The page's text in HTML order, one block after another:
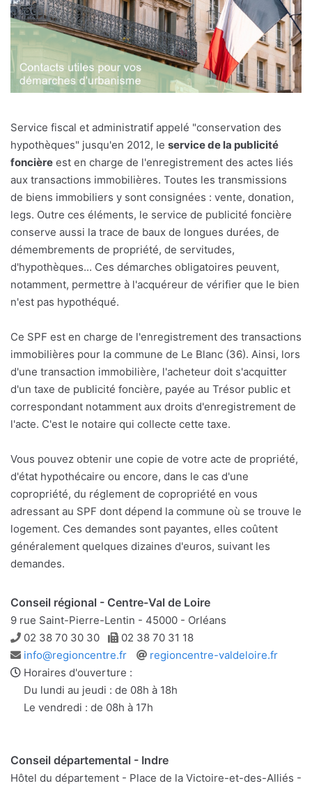
Service fiscal et administratif appelé "conservation des
hypothèques" jusqu'en 2012, le service de la publicité
foncière est en charge de l'enregistrement des actes liés
aux transactions immobilières. Toutes les transmissions
de biens immobiliers y sont consignées : vente, donation,
legs. Outre ces éléments, le service de publicité foncière
conserve aussi la trace de baux de longues durées, de
démembrements de propriété, de servitudes,
d'hypothèques... Ces démarches obligatoires peuvent,
notamment, permettre à l'acquéreur de vérifier que le bien
n'est pas hypothéqué.
Ce SPF est en charge de l'enregistrement des transactions
immobilières pour la commune de Le Blanc (36). Ainsi, lors
d'une transaction immobilière, l'acheteur doit s'acquitter
d'un taxe de publicité foncière, payée au Trésor public et
correspondant notamment aux droits d'enregistrement de
l'acte. C'est le notaire qui collecte cette taxe.
Vous pouvez obtenir une copie de votre acte de propriété,
d'état hypothécaire ou encore, dans le cas d'une
copropriété, du réglement de copropriété en vous
adressant au SPF dont dépend la commune où se trouve le
logement. Ces demandes sont payantes, elles coûtent
généralement quelques dizaines d'euros, suivant les
demandes.
Conseil régional - Centre-Val de Loire
9 rue Saint-Pierre-Lentin - 45000 - Orléans
Téléphone
02 38 70 30 30 Télécopie
02 38 70 31 18
Adresse
e-
mail
info@regioncentre.fr
Site
regioncentre-valdeloire.fr
Horaires d'ouverture :
Du lundi au jeudi : de 08h à 18h
Le vendredi : de 08h à 17h
Conseil départemental - Indre
Hôtel du département - Place de la Victoire-et-des-Alliés -